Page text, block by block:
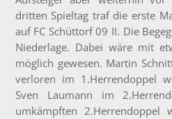
dritten Spieltag traf die erste
auf FC Schüttorf 09 II. Die
Niederlage. Dabei wäre mit
möglich gewesen. Martin
verloren im 1.Herrendoppel
Sven Laumann im
umkämpften 2.Herrendoppel